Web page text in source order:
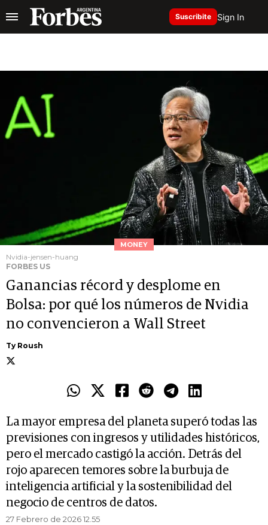
Suscribite Sign In
MONEY
Nvidia-jensen-huang
FORBES US
Ganancias récord y desplome en
Bolsa: por qué los números de Nvidia
no convencieron a Wall Street
Ty Roush
La mayor empresa del planeta superó todas las
previsiones con ingresos y utilidades históricos,
pero el mercado castigó la acción. Detrás del
rojo aparecen temores sobre la burbuja de
inteligencia artificial y la sostenibilidad del
negocio de centros de datos.
27 Febrero de 2026 12.55